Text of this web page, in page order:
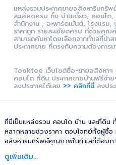
แหล่งรวมประกาศขายอสังหาริมทรัพ
ละเอียดครบ ทั้ง บ้านเดี่ยว, คอนโด,
สำนักงาน , อะพาร์ตเม้นต์, โรงแร
ราคาถูก รายละเอียดครบ ที่ช่วยคุณ
สามารถค้นหาโดยเลือกจากทำเลที่น่า
ประกาศขาย ที่ตรงกับความต้องการ
Tooktee เว็บไซต์ซื้อ-ขายอสังหาฯ
คอนโด ที่ดิน ประกาศขายบ้านฟรีง่า
ลงประกาศได้เลย >> คลิกที่นี่ ลงปร
ที่นี่เป็นแหล่งรวม คอนโด บ้าน และที่ดิ
หลากหลายช่วงราคา ตอบโจทย์ทั้งผู้ซื้อ
อสังหาริมทรัพย์คุณภาพในทำเลที่ต้องก
ดูเพิ่มเติม...